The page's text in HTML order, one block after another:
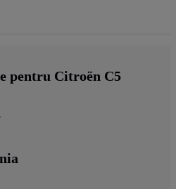
pentru Citroën C5